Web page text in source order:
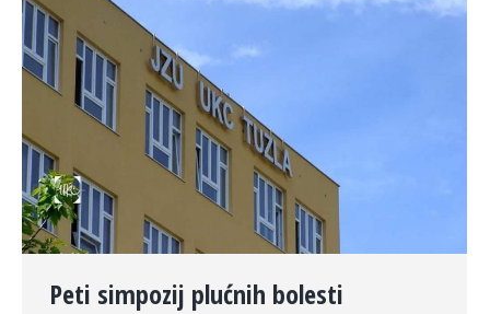
Peti simpozij plućnih bolesti